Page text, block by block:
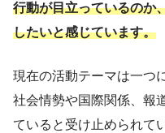
行動が目立っているのか
したいと感じています。
現在の活動テーマは一つ
社会情勢や国際関係、報
ていると受け止められて